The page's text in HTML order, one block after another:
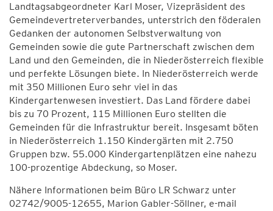
Landtagsabgeordneter Karl Moser, Vizepräsident des
Gemeindevertreterverbandes, unterstrich den föderalen
Gedanken der autonomen Selbstverwaltung von
Gemeinden sowie die gute Partnerschaft zwischen dem
Land und den Gemeinden, die in Niederösterreich flexible
und perfekte Lösungen biete. In Niederösterreich werde
mit 350 Millionen Euro sehr viel in das
Kindergartenwesen investiert. Das Land fördere dabei
bis zu 70 Prozent, 115 Millionen Euro stellten die
Gemeinden für die Infrastruktur bereit. Insgesamt böten
in Niederösterreich 1.150 Kindergärten mit 2.750
Gruppen bzw. 55.000 Kindergartenplätzen eine nahezu
100-prozentige Abdeckung, so Moser.
Nähere Informationen beim Büro LR Schwarz unter
02742/9005-12655, Marion Gabler-Söllner, e-mail